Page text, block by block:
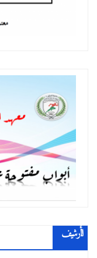
الأرشيف